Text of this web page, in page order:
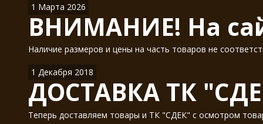
1 Марта 2026
ВНИМАНИЕ! На
Наличие размеров и цены на часть товаров не
1 Декабря 2018
ДОСТАВКА ТК
Теперь доставляем товары и ТК "СДЕК" с осмотром